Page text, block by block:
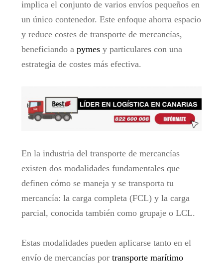
implica el conjunto de varios envíos pequeños en
un único contenedor. Este enfoque ahorra espacio
y reduce costes de transporte de mercancías,
beneficiando a pymesy particulares con una
estrategia de costes más efectiva.
En la industria del transporte de mercancías
existen dos modalidades fundamentales que
definen cómo se maneja y se transporta tu
mercancía: la carga completa (FCL) y la carga
parcial, conocida también como grupaje o LCL.
Estas modalidades pueden aplicarse tanto en el
envío de mercancías por transporte marítimo